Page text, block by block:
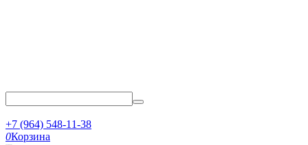
+7 (964) 548-11-38
0Корзина